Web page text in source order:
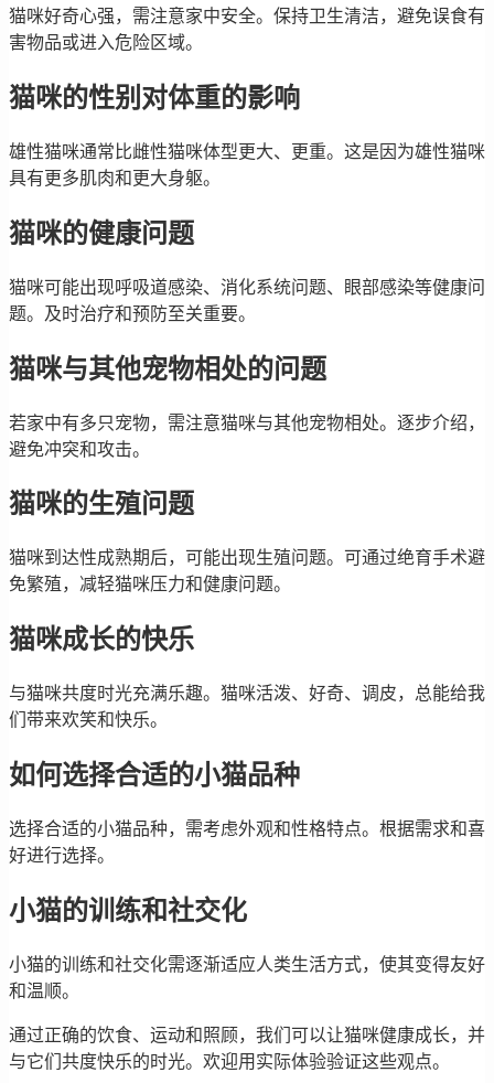
猫咪好奇心强，需注意家中安全。保持卫生清洁，避免误食有
害物品或进入危险区域。
猫咪的性别对体重的影响
雄性猫咪通常比雌性猫咪体型更大、更重。这是因为雄性猫咪
具有更多肌肉和更大身躯。
猫咪的健康问题
猫咪可能出现呼吸道感染、消化系统问题、眼部感染等健康问
题。及时治疗和预防至关重要。
猫咪与其他宠物相处的问题
若家中有多只宠物，需注意猫咪与其他宠物相处。逐步介绍，
避免冲突和攻击。
猫咪的生殖问题
猫咪到达性成熟期后，可能出现生殖问题。可通过绝育手术避
免繁殖，减轻猫咪压力和健康问题。
猫咪成长的快乐
与猫咪共度时光充满乐趣。猫咪活泼、好奇、调皮，总能给我
们带来欢笑和快乐。
如何选择合适的小猫品种
选择合适的小猫品种，需考虑外观和性格特点。根据需求和喜
好进行选择。
小猫的训练和社交化
小猫的训练和社交化需逐渐适应人类生活方式，使其变得友好
和温顺。
通过正确的饮食、运动和照顾，我们可以让猫咪健康成长，并
与它们共度快乐的时光。欢迎用实际体验验证这些观点。